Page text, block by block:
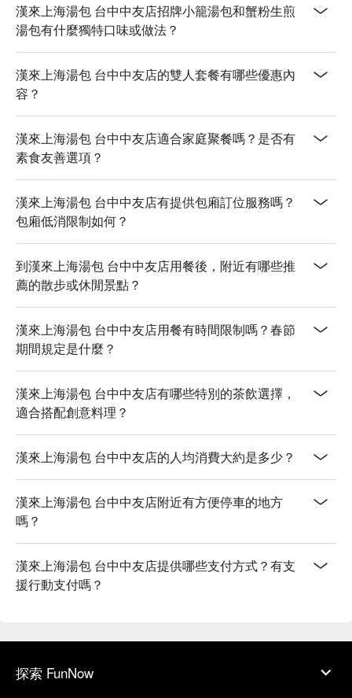
漢來上海湯包 台中中友店招牌小籠湯包和蟹粉生煎
湯包有什麼獨特口味或做法？
漢來上海湯包 台中中友店的雙人套餐有哪些優惠內
容？
漢來上海湯包 台中中友店適合家庭聚餐嗎？是否有
素食友善選項？
漢來上海湯包 台中中友店有提供包廂訂位服務嗎？
包廂低消限制如何？
到漢來上海湯包 台中中友店用餐後，附近有哪些推
薦的散步或休閒景點？
漢來上海湯包 台中中友店用餐有時間限制嗎？春節
期間規定是什麼？
漢來上海湯包 台中中友店有哪些特別的茶飲選擇，
適合搭配創意料理？
漢來上海湯包 台中中友店的人均消費大約是多少？
漢來上海湯包 台中中友店附近有方便停車的地方
嗎？
漢來上海湯包 台中中友店提供哪些支付方式？有支
援行動支付嗎？
探索 FunNow